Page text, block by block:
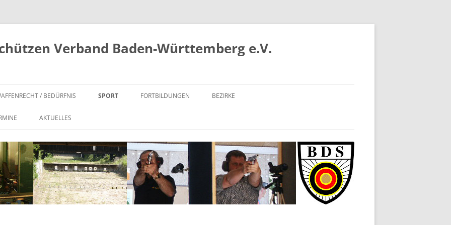
Verband Baden-Württemberg e.V.
/ BEDÜRFNIS
BEDÜRFNISNACHWEIS FÜR
FORTBESTAND BEDÜRFNIS
INNERHALB KONTINGENT (§ 14
ABS. 4 WAFFG)
FORTBESTAND BEDÜRFNIS „ÜBER
KONTINGENT“ – § 14 ABS. 5
SPORT
FAKTORBESTIMMUNG
ANERKENNUNG VON
VEREINSMEISTERSCHAFTEN ALS
OFFIZIELLER BDS WETTKAMPF
FORTBILDUNGEN
SCHIESSLEITER
WAFFENSACHKUNDE
EXTERNE SCHULUNGEN
(WAFFENSACHKUNDE)
BEZIRKE
SÜDBADEN
WÜRTTEMBERG
AKTUELLES